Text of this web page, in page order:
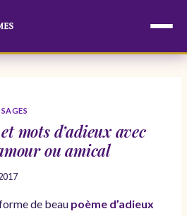
mots d’adieux avec
ou amical
de beau poème d’adieux